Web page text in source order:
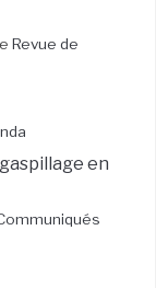
Revue de
en